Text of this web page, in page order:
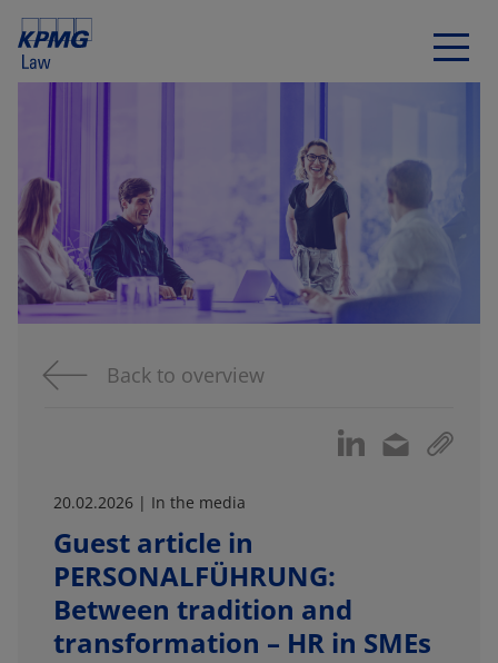
Back to overview
20.02.2026 | In the media
Guest article in
PERSONALFÜHRUNG:
Between tradition and
transformation – HR in SMEs